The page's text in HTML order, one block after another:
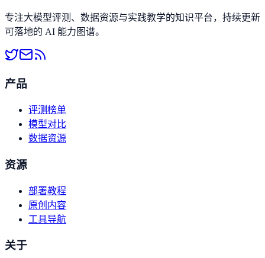
专注大模型评测、数据资源与实践教学的知识平台，持续更新
可落地的 AI 能力图谱。
产品
评测榜单
模型对比
数据资源
资源
部署教程
原创内容
工具导航
关于